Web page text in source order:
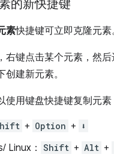
的新快捷键
素快捷键可立即克隆元素
右键点击某个元素，然后
建新元素。
使用键盘快捷键复制元素
+ Option + ⬇️
Linux： Shift + Alt +